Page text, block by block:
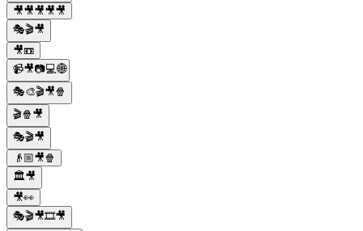
🎥🎥🎥🎥🎥
🎭🎬🎥
🎥📼
📹🎥📷💻🌐
🎭🎨🎬🎥🍿
🎬🍿🎥
🎭🎬🎥
👴🏼🎥🍿
🏛️🎥
🎥👀
🎭🎬🎥🎞️🎥